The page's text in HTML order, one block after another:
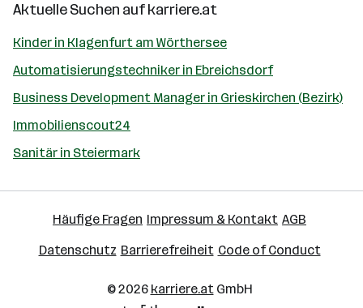
Aktuelle Suchen aufkarriere.at
Kinder in Klagenfurt am Wörthersee
Automatisierungstechniker in Ebreichsdorf
Business Development Manager in Grieskirchen (Bezirk)
Immobilienscout24
Sanitär in Steiermark
Häufige Fragen Impressum & Kontakt AGB
Datenschutz Barrierefreiheit Code of Conduct
© 2026 karriere.atGmbH